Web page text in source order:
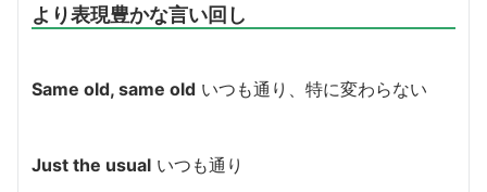
より表現豊かな言い回し
Same old, same old いつも通り、特に変わらない
Just the usual いつも通り